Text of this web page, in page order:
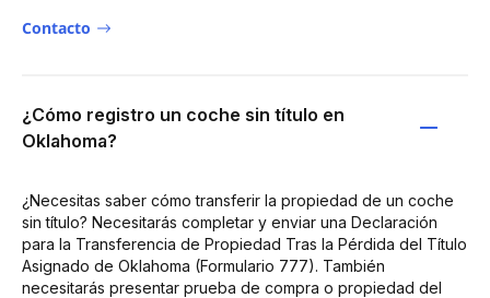
Contacto
¿Cómo registro un coche sin título en
Oklahoma?
¿Necesitas saber cómo transferir la propiedad de un coche
sin título? Necesitarás completar y enviar una Declaración
para la Transferencia de Propiedad Tras la Pérdida del Título
Asignado de Oklahoma (Formulario 777). También
necesitarás presentar prueba de compra o propiedad del